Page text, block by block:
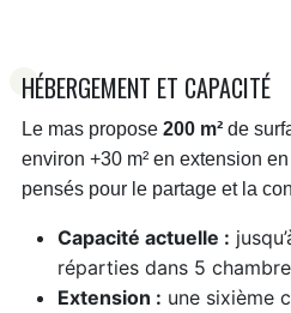
HÉBERGEMENT ET CAPACITÉ
Le mas propose 200 m²de
environ +30 m² en extension
pensés pour le partage et la
Capacité actuelle :
réparties dans 5
Extension : une sixième